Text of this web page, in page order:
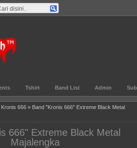
Tshirt Band List Admin
, Kronis 666 » Band "Kronis 666" Extreme Black Metal
666" Extreme Black Metal
Majalengka